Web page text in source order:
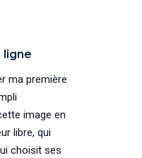
ligne
ma première
image en
libre, qui
choisit ses